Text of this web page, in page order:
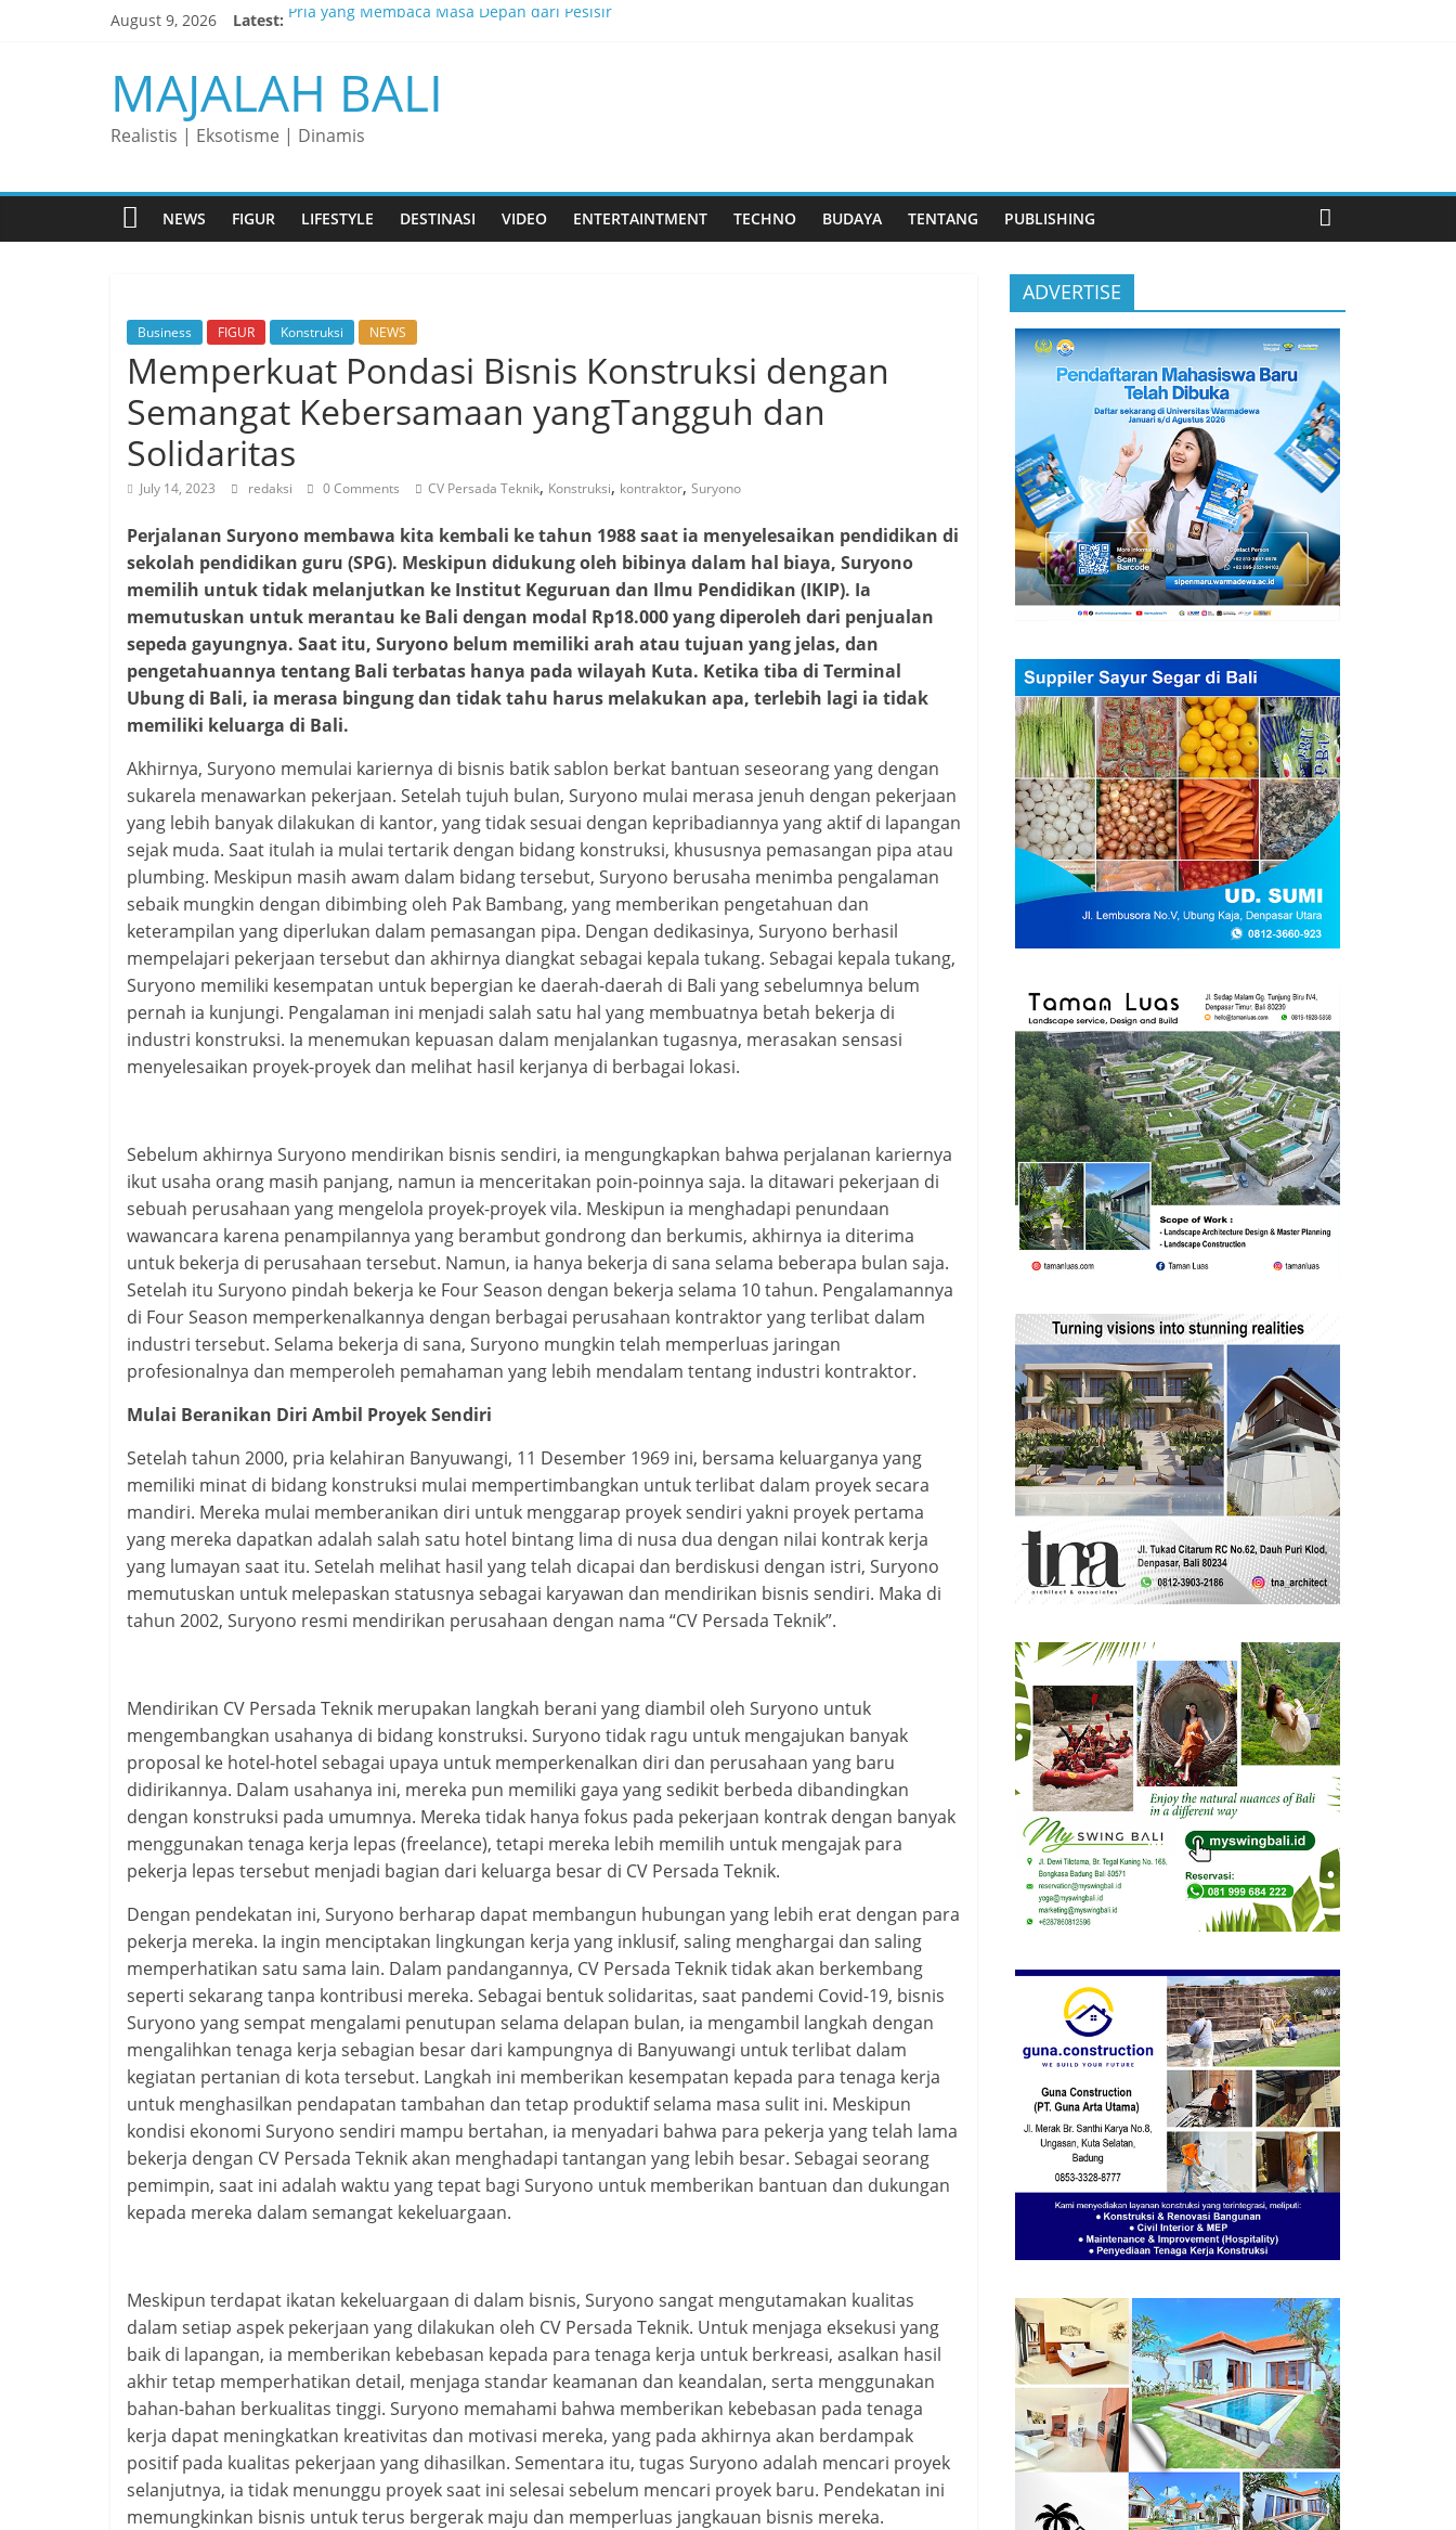
August 9, 2026 Latest: Pria yang Membaca Masa Depan dari Pesisir
Lelaki yang Mengubah Garis Menjadi Masa Depan
Matahari yang Lahir di Pulau Dewata
Perjalanan Panjang di Balik Rasa yang Dicintai Banyak Orang
MAJALAH BALI
Realistis | Eksotisme | Dinamis
NEWS FIGUR LIFESTYLE DESTINASI VIDEO ENTERTAINTMENT TECHNO BUDAYA TENTANG PUBLISHING
Business FIGUR Konstruksi NEWS
Memperkuat Pondasi Bisnis Konstruksi dengan
Semangat Kebersamaan yangTangguh dan
Solidaritas
July 14, 2023 redaksi 0 Comments CV Persada Teknik, Konstruksi, kontraktor, Suryono
Perjalanan Suryono membawa kita kembali ke tahun 1988 saat ia menyelesaikan pendidikan di
sekolah pendidikan guru (SPG). Meskipun didukung oleh bibinya dalam hal biaya, Suryono
memilih untuk tidak melanjutkan ke Institut Keguruan dan Ilmu Pendidikan (IKIP). Ia
memutuskan untuk merantau ke Bali dengan modal Rp18.000 yang diperoleh dari penjualan
sepeda gayungnya. Saat itu, Suryono belum memiliki arah atau tujuan yang jelas, dan
pengetahuannya tentang Bali terbatas hanya pada wilayah Kuta. Ketika tiba di Terminal
Ubung di Bali, ia merasa bingung dan tidak tahu harus melakukan apa, terlebih lagi ia tidak
memiliki keluarga di Bali.
Akhirnya, Suryono memulai kariernya di bisnis batik sablon berkat bantuan seseorang yang dengan
sukarela menawarkan pekerjaan. Setelah tujuh bulan, Suryono mulai merasa jenuh dengan pekerjaan
yang lebih banyak dilakukan di kantor, yang tidak sesuai dengan kepribadiannya yang aktif di lapangan
sejak muda. Saat itulah ia mulai tertarik dengan bidang konstruksi, khususnya pemasangan pipa atau
plumbing. Meskipun masih awam dalam bidang tersebut, Suryono berusaha menimba pengalaman
sebaik mungkin dengan dibimbing oleh Pak Bambang, yang memberikan pengetahuan dan
keterampilan yang diperlukan dalam pemasangan pipa. Dengan dedikasinya, Suryono berhasil
mempelajari pekerjaan tersebut dan akhirnya diangkat sebagai kepala tukang. Sebagai kepala tukang,
Suryono memiliki kesempatan untuk bepergian ke daerah-daerah di Bali yang sebelumnya belum
pernah ia kunjungi. Pengalaman ini menjadi salah satu hal yang membuatnya betah bekerja di
industri konstruksi. Ia menemukan kepuasan dalam menjalankan tugasnya, merasakan sensasi
menyelesaikan proyek-proyek dan melihat hasil kerjanya di berbagai lokasi.
Sebelum akhirnya Suryono mendirikan bisnis sendiri, ia mengungkapkan bahwa perjalanan kariernya
ikut usaha orang masih panjang, namun ia menceritakan poin-poinnya saja. Ia ditawari pekerjaan di
sebuah perusahaan yang mengelola proyek-proyek vila. Meskipun ia menghadapi penundaan
wawancara karena penampilannya yang berambut gondrong dan berkumis, akhirnya ia diterima
untuk bekerja di perusahaan tersebut. Namun, ia hanya bekerja di sana selama beberapa bulan saja.
Setelah itu Suryono pindah bekerja ke Four Season dengan bekerja selama 10 tahun. Pengalamannya
di Four Season memperkenalkannya dengan berbagai perusahaan kontraktor yang terlibat dalam
industri tersebut. Selama bekerja di sana, Suryono mungkin telah memperluas jaringan
profesionalnya dan memperoleh pemahaman yang lebih mendalam tentang industri kontraktor.
Mulai Beranikan Diri Ambil Proyek Sendiri
Setelah tahun 2000, pria kelahiran Banyuwangi, 11 Desember 1969 ini, bersama keluarganya yang
memiliki minat di bidang konstruksi mulai mempertimbangkan untuk terlibat dalam proyek secara
mandiri. Mereka mulai memberanikan diri untuk menggarap proyek sendiri yakni proyek pertama
yang mereka dapatkan adalah salah satu hotel bintang lima di nusa dua dengan nilai kontrak kerja
yang lumayan saat itu. Setelah melihat hasil yang telah dicapai dan berdiskusi dengan istri, Suryono
memutuskan untuk melepaskan statusnya sebagai karyawan dan mendirikan bisnis sendiri. Maka di
tahun 2002, Suryono resmi mendirikan perusahaan dengan nama “CV Persada Teknik”.
Mendirikan CV Persada Teknik merupakan langkah berani yang diambil oleh Suryono untuk
mengembangkan usahanya di bidang konstruksi. Suryono tidak ragu untuk mengajukan banyak
proposal ke hotel-hotel sebagai upaya untuk memperkenalkan diri dan perusahaan yang baru
didirikannya. Dalam usahanya ini, mereka pun memiliki gaya yang sedikit berbeda dibandingkan
dengan konstruksi pada umumnya. Mereka tidak hanya fokus pada pekerjaan kontrak dengan banyak
menggunakan tenaga kerja lepas (freelance), tetapi mereka lebih memilih untuk mengajak para
pekerja lepas tersebut menjadi bagian dari keluarga besar di CV Persada Teknik.
Dengan pendekatan ini, Suryono berharap dapat membangun hubungan yang lebih erat dengan para
pekerja mereka. Ia ingin menciptakan lingkungan kerja yang inklusif, saling menghargai dan saling
memperhatikan satu sama lain. Dalam pandangannya, CV Persada Teknik tidak akan berkembang
seperti sekarang tanpa kontribusi mereka. Sebagai bentuk solidaritas, saat pandemi Covid-19, bisnis
Suryono yang sempat mengalami penutupan selama delapan bulan, ia mengambil langkah dengan
mengalihkan tenaga kerja sebagian besar dari kampungnya di Banyuwangi untuk terlibat dalam
kegiatan pertanian di kota tersebut. Langkah ini memberikan kesempatan kepada para tenaga kerja
untuk menghasilkan pendapatan tambahan dan tetap produktif selama masa sulit ini. Meskipun
kondisi ekonomi Suryono sendiri mampu bertahan, ia menyadari bahwa para pekerja yang telah lama
bekerja dengan CV Persada Teknik akan menghadapi tantangan yang lebih besar. Sebagai seorang
pemimpin, saat ini adalah waktu yang tepat bagi Suryono untuk memberikan bantuan dan dukungan
kepada mereka dalam semangat kekeluargaan.
Meskipun terdapat ikatan kekeluargaan di dalam bisnis, Suryono sangat mengutamakan kualitas
dalam setiap aspek pekerjaan yang dilakukan oleh CV Persada Teknik. Untuk menjaga eksekusi yang
baik di lapangan, ia memberikan kebebasan kepada para tenaga kerja untuk berkreasi, asalkan hasil
akhir tetap memperhatikan detail, menjaga standar keamanan dan keandalan, serta menggunakan
bahan-bahan berkualitas tinggi. Suryono memahami bahwa memberikan kebebasan pada tenaga
kerja dapat meningkatkan kreativitas dan motivasi mereka, yang pada akhirnya akan berdampak
positif pada kualitas pekerjaan yang dihasilkan. Sementara itu, tugas Suryono adalah mencari proyek
selanjutnya, ia tidak menunggu proyek saat ini selesai sebelum mencari proyek baru. Pendekatan ini
memungkinkan bisnis untuk terus bergerak maju dan memperluas jangkauan bisnis mereka.
ADVERTISE